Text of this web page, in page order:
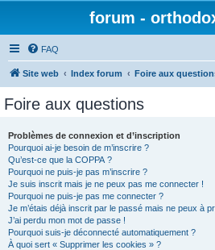
forum -
FAQ
Site web Index forum Foire aux
Foire aux questions
Problèmes de connexion et d’inscription
Pourquoi ai-je besoin de m’inscrire ?
Qu’est-ce que la COPPA ?
Pourquoi ne puis-je pas m’inscrire ?
Je suis inscrit mais je ne peux pas me connecter !
Pourquoi ne puis-je pas me connecter ?
Je m’étais déjà inscrit par le passé mais ne peux à
J’ai perdu mon mot de passe !
Pourquoi suis-je déconnecté automatiquement ?
À quoi sert « Supprimer les cookies » ?